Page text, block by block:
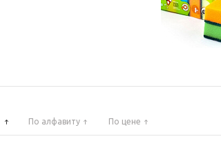
По алфавиту По цене